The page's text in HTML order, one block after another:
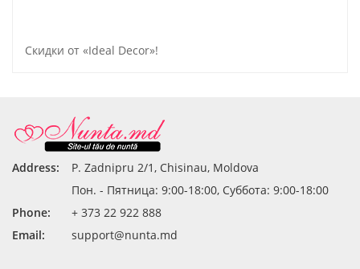
Скидки от «Ideal Decor»! ️
Address:
P. Zadnipru 2/1, Chisinau, Moldova
Пон. - Пятница: 9:00-18:00, Суббота: 9:00-18:00
Phone:
+ 373 22 922 888
Email:
support@nunta.md